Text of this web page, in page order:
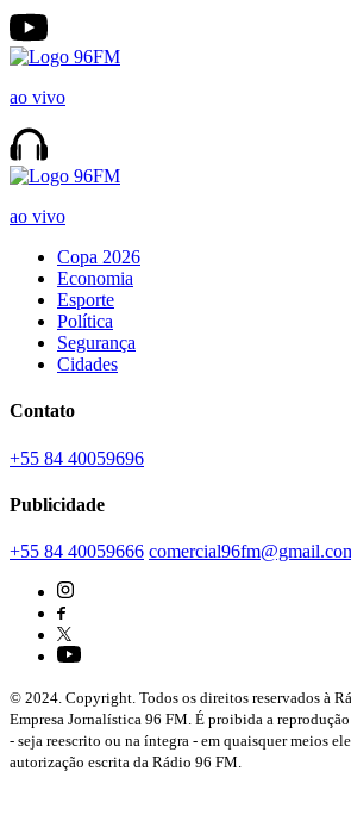
ao vivo
ao vivo
Copa 2026
Economia
Esporte
Política
Segurança
Cidades
Contato
+55 84 40059696
Publicidade
+55 84 40059666
© 2024. Copyright. Todos os direitos reservados à
Empresa Jornalística 96 FM. É proibida a
- seja reescrito ou na íntegra - em quaisquer meios
autorização escrita da Rádio 96 FM.